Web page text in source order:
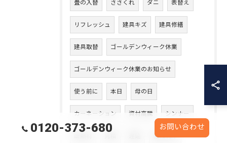
畳の入替 ささくれ ダニ 表替え
リフレッシュ 建具キズ 建具修繕
建具取替 ゴールデンウィーク休業
ゴールデンウィーク休業のお知らせ
使う前に 本日 母の日
カーネーション 資材高騰 シンナー
機械洗浄
0120-373-680 お問い合わせ